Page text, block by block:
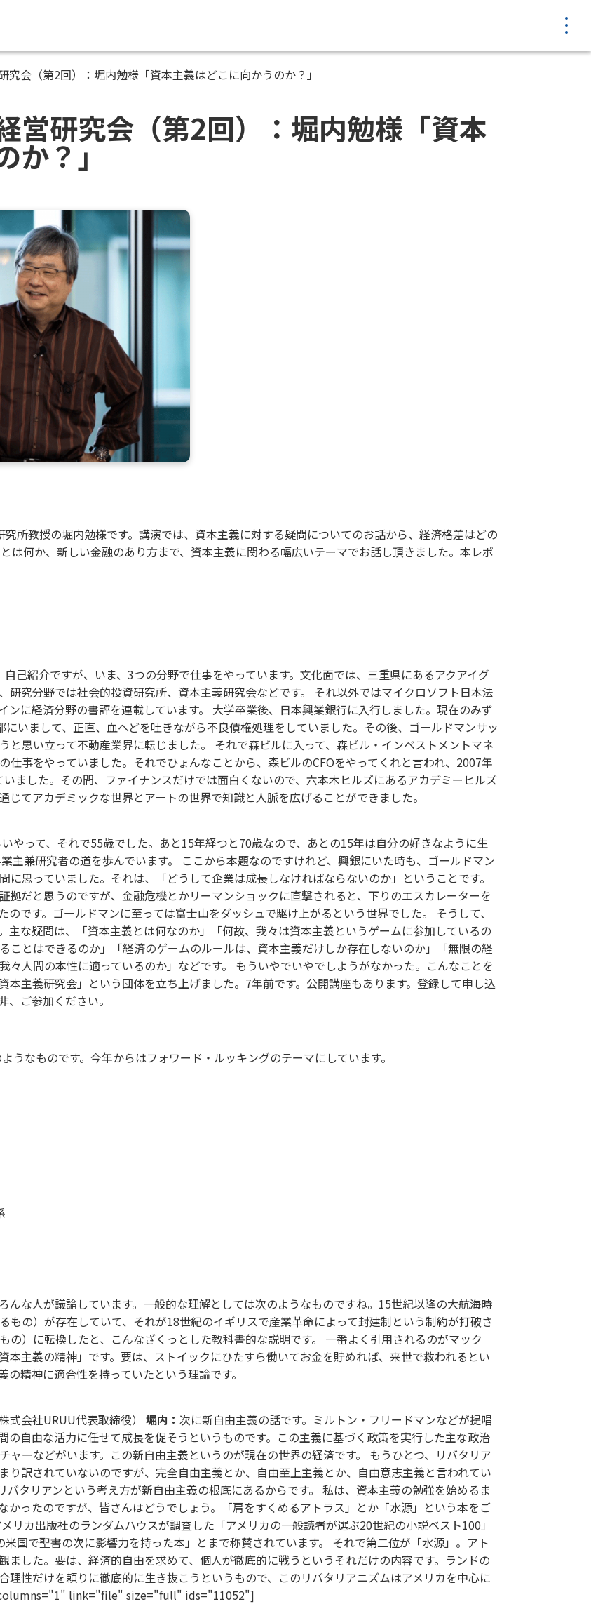
究会（第2回）：堀内勉様「資本主義はどこに向かうのか？」
営研究会（第2回）：堀内勉様「資本
か？」
所教授の堀内勉様です。講演では、資本主義に対する疑問についてのお話から、経済格差はどの
は何か、新しい金融のあり方まで、資本主義に関わる幅広いテーマでお話し頂きました。本レポ
自己紹介ですが、いま、3つの分野で仕事をやっています。文化面では、三重県にあるアクアイグ
研究分野では社会的投資研究所、資本主義研究会などです。 それ以外ではマイクロソフト日本法
に経済分野の書評を連載しています。 大学卒業後、日本興業銀行に入行しました。現在のみず
いまして、正直、血へどを吐きながら不良債権処理をしていました。その後、ゴールドマンサッ
と思い立って不動産業界に転じました。 それで森ビルに入って、森ビル・インベストメントマネ
仕事をやっていました。それでひょんなことから、森ビルのCFOをやってくれと言われ、2007年
ました。その間、ファイナンスだけでは面白くないので、六本木ヒルズにあるアカデミーヒルズ
てアカデミックな世界とアートの世界で知識と人脈を広げることができました。
やって、それで55歳でした。あと15年経つと70歳なので、あとの15年は自分の好きなように生
主兼研究者の道を歩んでいます。 ここから本題なのですけれど、興銀にいた時も、ゴールドマン
思っていました。それは、「どうして企業は成長しなければならないのか」ということです。
拠だと思うのですが、金融危機とかリーマンショックに直撃されると、下りのエスカレーターを
です。ゴールドマンに至っては富士山をダッシュで駆け上がるという世界でした。 そうして、
主な疑問は、「資本主義とは何なのか」「何故、我々は資本主義というゲームに参加しているの
ことはできるのか」「経済のゲームのルールは、資本主義だけしか存在しないのか」「無限の経
々人間の本性に適っているのか」などです。 もういやでいやでしようがなかった。こんなことを
主義研究会」という団体を立ち上げました。7年前です。公開講座もあります。登録して申し込
ご参加ください。
うなものです。今年からはフォワード・ルッキングのテーマにしています。
んな人が議論しています。一般的な理解としては次のようなものですね。15世紀以降の大航海時
もの）が存在していて、それが18世紀のイギリスで産業革命によって封建制という制約が打破さ
の）に転換したと、こんなざくっとした教科書的な説明です。 一番よく引用されるのがマック
本主義の精神」です。要は、ストイックにひたすら働いてお金を貯めれば、来世で救われるとい
精神に適合性を持っていたという理論です。
会社URUU代表取締役） 堀内： 次に新自由主義の話です。ミルトン・フリードマンなどが提唱
の自由な活力に任せて成長を促そうというものです。この主義に基づく政策を実行した主な政治
ーなどがいます。この新自由主義というのが現在の世界の経済です。 もうひとつ、リバタリア
り訳されていないのですが、完全自由主義とか、自由至上主義とか、自由意志主義と言われてい
バタリアンという考え方が新自由主義の根底にあるからです。 私は、資本主義の勉強を始めるま
かったのですが、皆さんはどうでしょう。「肩をすくめるアトラス」とか「水源」という本をご
リカ出版社のランダムハウスが調査した「アメリカの一般読者が選ぶ20世紀の小説ベスト100」
国で聖書の次に影響力を持った本」とまで称賛されています。 それで第二位が「水源」。アト
ました。要は、経済的自由を求めて、個人が徹底的に戦うというそれだけの内容です。ランドの
理性だけを頼りに徹底的に生き抜こうというもので、このリバタリアニズムはアメリカを中心に
columns="1" link="file" size="full" ids="11052"]